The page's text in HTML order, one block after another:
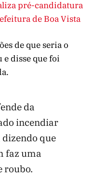
pré-candidatura
de Boa Vista
de que seria o
e disse que foi
da
incendiar
dizendo que
faz uma
roubo.